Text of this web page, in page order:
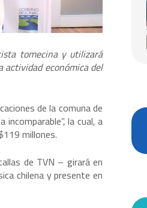
tomecina y utilizará
actividad económica del
de la comuna de
incomparable”, la cual, a
millones.
de TVN – girará en
chilena y presente en